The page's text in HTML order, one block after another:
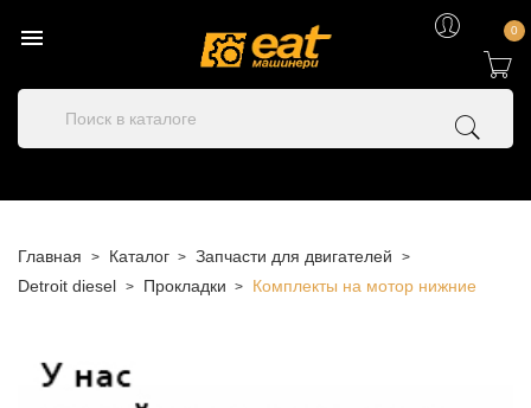
 0
Главная Каталог
Запчасти для двигателей
Detroit diesel
Прокладки Комплекты на мотор нижние